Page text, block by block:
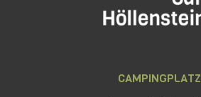
CAMPINGPLATZ